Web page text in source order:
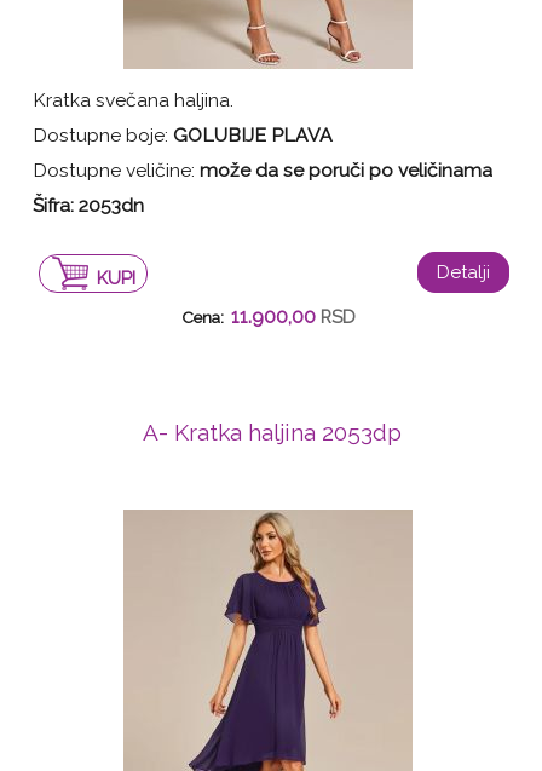
Kratka svečana haljina.
Dostupne boje: GOLUBIJE PLAVA
Dostupne veličine:može da se poruči po veličinama
Šifra: 2053dn
KUPI Detalji
Cena: 11.900,00 RSD
A- Kratka haljina 2053dp